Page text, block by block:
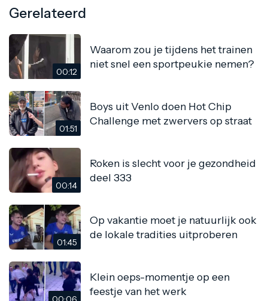
Gerelateerd
00:12
Waarom zou je tijdens het trainen
niet snel een sportpeukie nemen?
01:51
Boys uit Venlo doen Hot Chip
Challenge met zwervers op straat
00:14
Roken is slecht voor je gezondheid
deel 333
01:45
Op vakantie moet je natuurlijk ook
de lokale tradities uitproberen
Klein oeps-momentje op een
feestje van het werk